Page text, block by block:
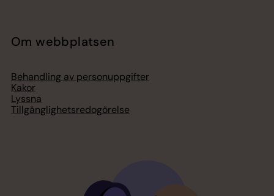
Om webbplatsen
Behandling av personuppgifter
Kakor
Lyssna
Tillgänglighetsredogörelse